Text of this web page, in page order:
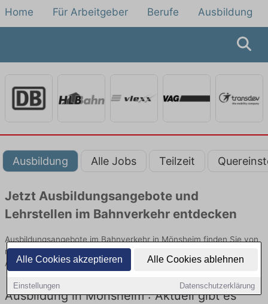
Alle Cookies akzeptieren Alle Cookies ablehnen
Einstellungen Datenschutzerklärung
Home Für Arbeitgeber Berufe Ausbildung
Ausbildung Alle Jobs Teilzeit
Jetzt Ausbildungsangebote und
Lehrstellen im Bahnverkehr entdecken
Ausbildungsangebote im Bahnverkehr in Mönsheim finden Sie von
namhaften Firmen. Entdecken Sie freie Optionen von Top-
Arbeitgebern und bewerben Sie sich noch heute.
Ausbildung in Mönsheim : Aktuell gibt es